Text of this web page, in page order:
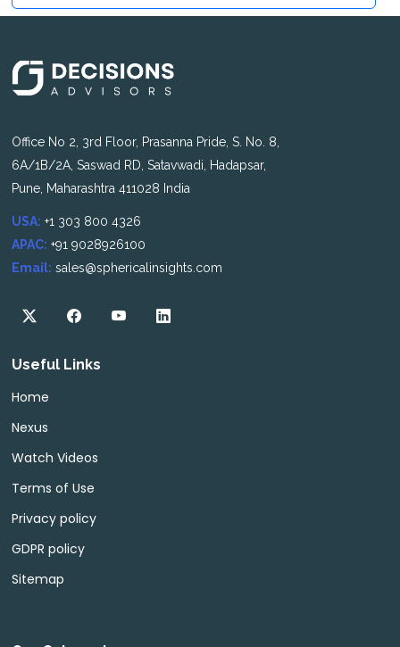
Office No 2, 3rd Floor, Prasanna Pride, S. No. 8,
6A/1B/2A, Saswad RD, Satavwadi, Hadapsar,
Pune, Maharashtra 411028 India
USA: +1 303 800 4326
APAC: +91 9028926100
Email: sales@sphericalinsights.com
Useful Links
Home
Nexus
Watch Videos
Terms of Use
Privacy policy
GDPR policy
Sitemap